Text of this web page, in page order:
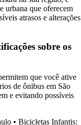
urbana que oferecem
atrasos e alterações
sobre os
que você ative
de ônibus em São
e evitando possíveis
• Bicicletas Infantis: